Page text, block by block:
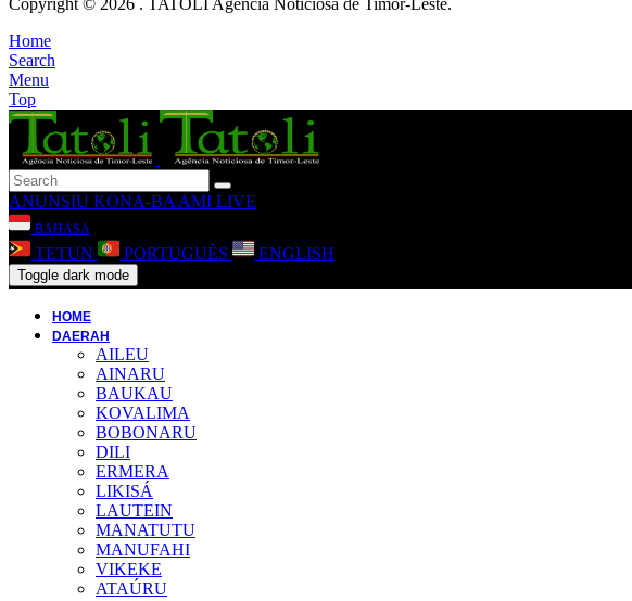
Copyright © 2026 . TATOLI Agência Noticiosa de Timor-Leste.
Home
Search
Menu
Top
ANUNSIU KONA-BA AMI LIVE
BAHASA
TETUN PORTUGUÊS ENGLISH
Toggle dark mode
HOME
DAERAH
AILEU
AINARU
BAUKAU
KOVALIMA
BOBONARU
DILI
ERMERA
LIKISÁ
LAUTEIN
MANATUTU
MANUFAHI
VIKEKE
ATAÚRU